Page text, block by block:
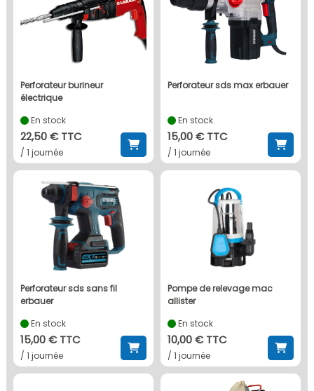
perforateur burineur
électrique
En stock
22,50 € TTC
/ 1 journée
perforateur sds max erbauer
En stock
15,00 € TTC
/ 1 journée
perforateur sds sans fil
erbauer
En stock
15,00 € TTC
/ 1 journée
pompe de relevage mac
allister
En stock
10,00 € TTC
/ 1 journée